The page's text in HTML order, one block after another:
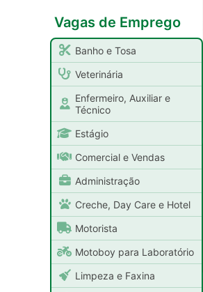
Vagas de Emprego
Banho e Tosa
Veterinária
Enfermeiro, Auxiliar e
Técnico
Estágio
Comercial e Vendas
Administração
Creche, Day Care e Hotel
Motorista
Motoboy para Laboratório
Limpeza e Faxina